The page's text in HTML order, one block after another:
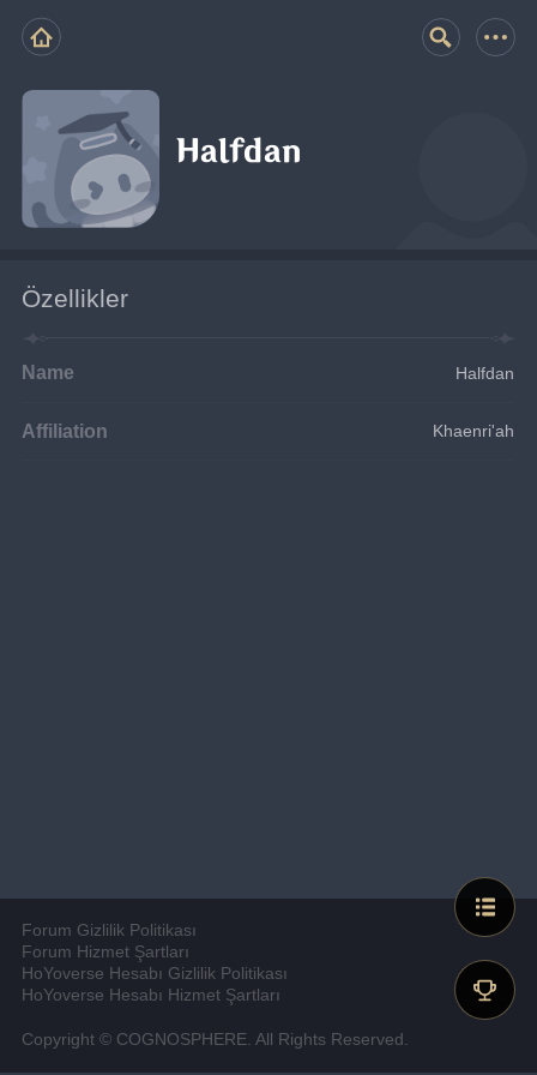
Halfdan
Özellikler
Name Halfdan
Affiliation Khaenri'ah
Forum Gizlilik Politikası
Forum Hizmet Şartları
HoYoverse Hesabı Gizlilik Politikası
HoYoverse Hesabı Hizmet Şartları
Copyright © COGNOSPHERE. All Rights Reserved.